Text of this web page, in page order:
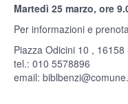
Martedì 25 marzo, ore
Per informazioni e
Piazza Odicini 10 , 16158
tel.: 010 5578896
email: